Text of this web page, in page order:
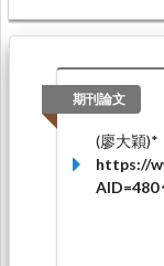
期刊論文
(廖大穎)*
https://
AID=480